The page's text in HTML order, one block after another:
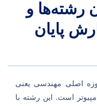
رشته‌ها و
پایان
اصلی مهندسی یعنی
است. این رشته با